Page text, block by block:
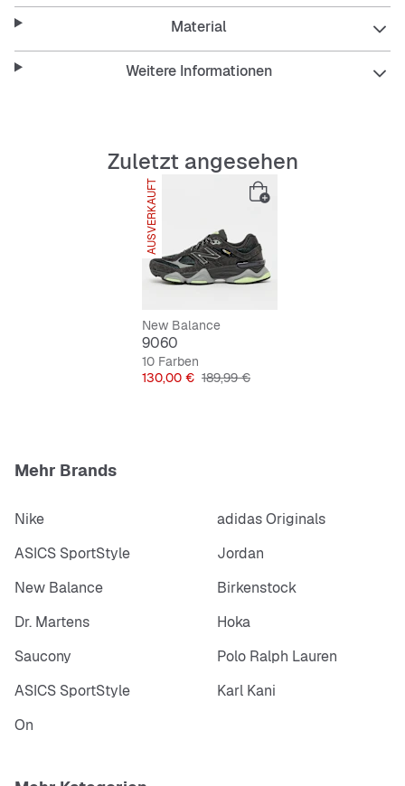
Atmungsaktive Innensohle
Abriebfeste, flexible und stoßdämpfende
Low-Cut Design für Bewegungsfreiheit
Material
Weitere Informationen
Zuletzt angesehen
AUSVERKAUFT
New Balance
9060
10 Farben
Preis
130,00 € Originalpreis
189,99 €
Mehr Brands
Nike
adidas Originals
ASICS SportStyle
Jordan
New Balance
Birkenstock
Dr. Martens
Hoka
Saucony
Polo Ralph Lauren
ASICS SportStyle
Karl Kani
On